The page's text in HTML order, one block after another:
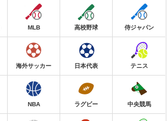
MLB 高校野球 侍ジャパン
海外サッカー 日本代表 テニス
NBA ラグビー 中央競馬